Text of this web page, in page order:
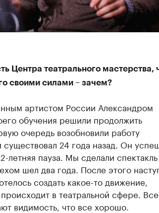
Центра театрального мастерства,
своими силами – зачем?
артистом России Александром
обучения решили продолжить
очередь возобновили работу
24 года назад. Он
летняя пауза. Мы сделали спектакль
шел два года. После этого
создать какое-то движение,
в театральной сфере. Все
видимость, что все хорошо.